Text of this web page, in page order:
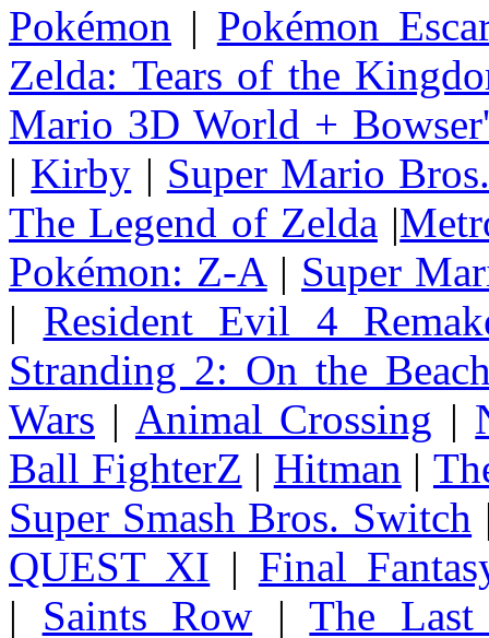
Pokémon | Pokémon
Zelda: Tears of the
Mario 3D World +
| Kirby | Super Mario
The Legend of Zelda |
Pokémon: Z-A | Super
| Resident Evil 4
Stranding 2: On the
Wars | Animal Crossing |
Ball FighterZ | Hitman |
Super Smash Bros. Switch
QUEST XI | Final
| Saints Row |The